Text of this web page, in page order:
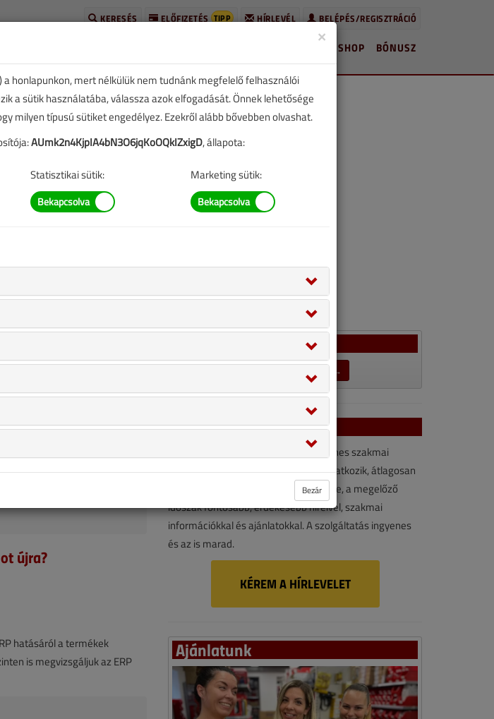
BELÉPÉS/REGISZTRÁCIÓ
HÍRLEVÉL
ELŐFIZETÉS TIPP
KERESÉS
BÓNUSZ
SHOP
helyezés?
A kérdés érinti a
szivattyúval
26. (az ErP teljes
helyezett készülék
újra?
hatásáról a termékek
is megvizsgáljuk az ERP
LEZÁRULT SZAVAZÁSOK →
VGF&HKL hírlevél
A VGF&HKL hírlevél kényelmes, ingyenes szakmai
hírforrás. Vegye igénybe ön is! Ha feliratkozik, átlagosan
havonta kétszer érkezik e-mail-címére, a megelőző
időszak fontosabb, érdekesebb híreivel, szakmai
információkkal és ajánlatokkal. A szolgáltatás ingyenes
és az is marad.
KÉREM A HÍRLEVELET
Ajánlatunk
×
honlapunkon, mert nélkülük nem tudnánk megfelelő felhasználói
a sütik használatába, válassza azok elfogadását. Önnek lehetősége
milyen típusú sütiket engedélyez. Ezekről alább bővebben olvashat.
AUmk2n4KjpIA4bN3O6jqKoOQkIZxigD, állapota:
Statisztikai sütik: Marketing sütik:
Bezár